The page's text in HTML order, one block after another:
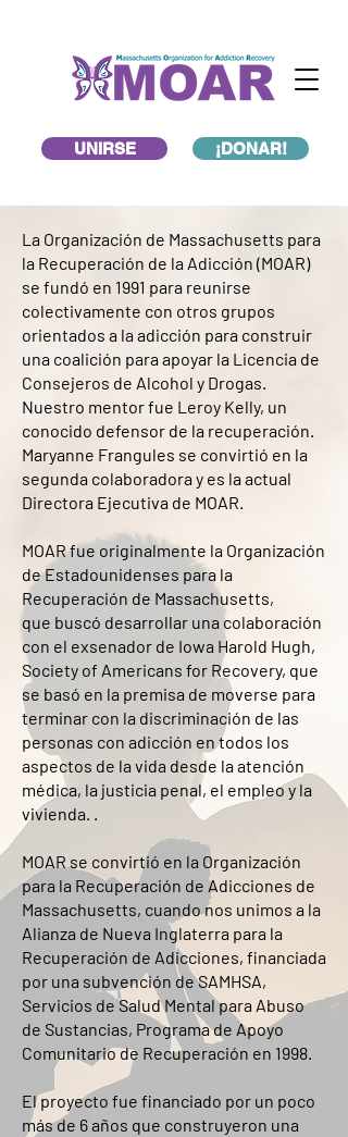
¡DONAR!
UNIRSE
La Organización de Massachusetts para
la Recuperación de la Adicción (MOAR)
se fundó en 1991 para reunirse
colectivamente con otros grupos
orientados a la adicción para construir
una coalición para apoyar la Licencia de
Consejeros de Alcohol y Drogas.
Nuestro mentor fue Leroy Kelly, un
conocido defensor de la recuperación.
Maryanne Frangules se convirtió en la
segunda colaboradora y es la actual
Directora Ejecutiva de MOAR.
MOAR fue originalmente la Organización
de Estadounidenses para la
Recuperación de Massachusetts,
que buscó desarrollar una colaboración
con el exsenador de Iowa Harold Hugh,
Society of Americans for Recovery, que
se basó en la premisa de moverse para
terminar con la discriminación de las
personas con adicción en todos los
aspectos de la vida desde la atención
médica, la justicia penal, el empleo y la
vivienda. .
MOAR se convirtió en la Organización
para la Recuperación de Adicciones de
Massachusetts, cuando nos unimos a la
Alianza de Nueva Inglaterra para la
Recuperación de Adicciones, financiada
por una subvención de SAMHSA,
Servicios de Salud Mental para Abuso
de Sustancias, Programa de Apoyo
Comunitario de Recuperación en 1998.
El proyecto fue financiado por un poco
más de 6 años que construyeron una